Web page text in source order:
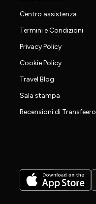
Centro assistenza
Termini e Condizioni
Privacy Policy
Cookie Policy
Travel Blog
Sala stampa
Recensioni di Transfeero